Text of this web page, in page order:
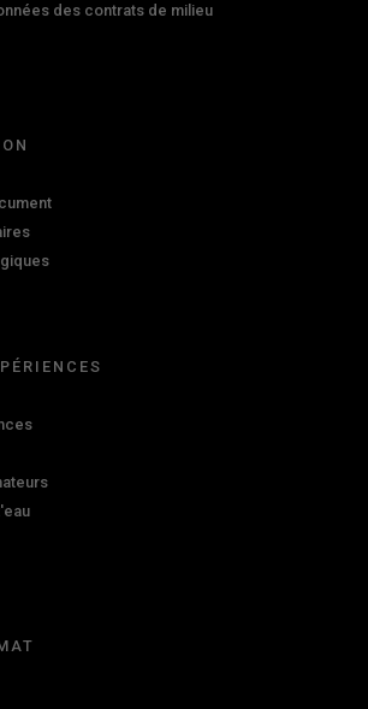
des contrats de milieu